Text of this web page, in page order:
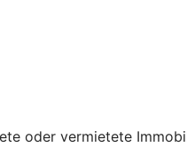
oder vermietete